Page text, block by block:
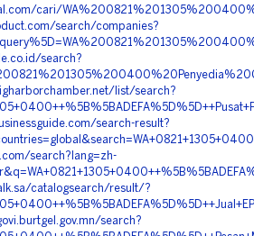
cari/
search/companies?
search?
list/search?
search-result?
search?lang=zh-
catalogsearch/result/?
search?